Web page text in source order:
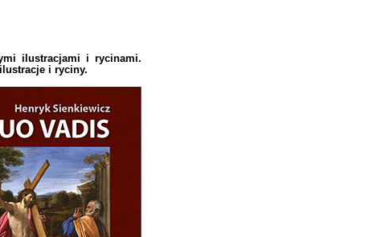
ilustracjami i rycinami.
i ryciny.